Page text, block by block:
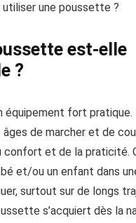
utiliser une poussette ?
est-elle
?
équipement fort pratique.
âges de marcher et de
confort et de la praticité.
et/ou un enfant dans
surtout sur de longs
s’acquiert dès la